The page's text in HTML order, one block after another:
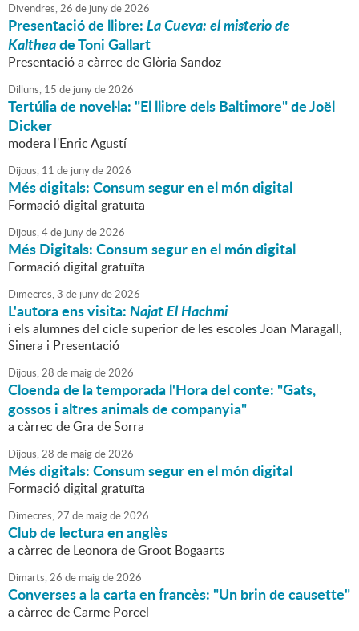
Divendres,26 de junyde2026
Presentació de llibre:La Cueva: el misterio de
Kaltheade Toni Gallart
Presentació a càrrec de Glòria Sandoz
Dilluns, 15 de junyde2026
Tertúlia de novel·la: "El llibre dels Baltimore" de Joël
Dicker
modera l'Enric Agustí
Dijous, 11 de junyde2026
Més digitals: Consum segur en el món digital
Formació digital gratuïta
Dijous,4de junyde2026
Més Digitals: Consum segur en el món digital
Formació digital gratuïta
Dimecres,3 de junyde2026
L'autora ens visita:Najat El Hachmi
i els alumnes del cicle superior de les escoles Joan Maragall,
Sinera i Presentació
Dijous,28 de maigde2026
Cloenda de la temporada l'Hora del conte: "Gats,
gossos i altres animals de companyia"
a càrrec de Gra de Sorra
Dijous,28 de maigde2026
Més digitals: Consum segur en el món digital
Formació digital gratuïta
Dimecres,27 de maigde2026
Club de lectura en anglès
a càrrec de Leonora de Groot Bogaarts
Dimarts,26 de maigde2026
Converses a la carta en francès: "Un brin de causette"
a càrrec de Carme Porcel